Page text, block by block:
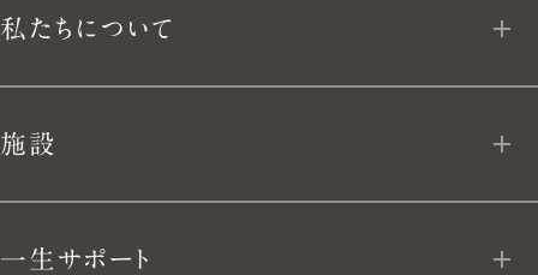
う。
ユキヒラ
キッチンナイフ
App Download
私たちについて
VERMICULAR BRAND POLICY 10
施設
一生サポート